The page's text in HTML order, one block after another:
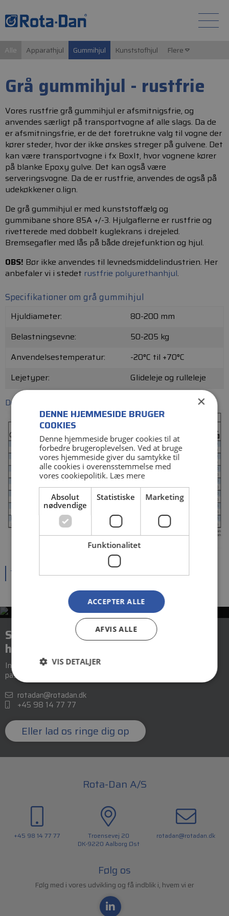
Alle Apparathjul Gummihjul Kunststofhjul Flere
Grå gummihjul - rustfrie
Vores rustfrie grå gummihjul er afsmitnigsfrie, og
anvendes særligt på transportvogne af alle slags. Da de
er afsmitningsfrie, er de det foretrukne valg til vogne der
kører steder, hvor der ikke ønskes streger på gulvene. Det
kan være transportvogne i fx BoxIt, hvor vognene kører
på blanke Epoxy gulve. Det kan også være
serveringsvogne. Da de er rustfrie, anvendes de også på
udekøkkener o.lign.
De grå gummihjul er med kunststoffælg og
gummibane shore 85A +/-3. Hjulgaflerne er rustfrie og
rivetterede med dobbelt kuglekrans i drejeled.
Bremsegafler med lås på både drejefunktion og hjul.
OBS! Bør ikke anvendes til levnedsmiddelindustrien. Her
anbefaler vi i stedet rustfrie polyurethanhjul.
Specifikationer om grå gummihjul
Hjuldiameter:
80-200 mm
Belastningsevne:
50-205 kg
Anvendelsestemperatur:
-20°C til +70°C
Lejetyper:
Glideleje og rulleleje
Download katalogside
Skal du også
ha' gang i hjulene?
Ingen opgave er for lille eller for stor. Vi finder løsningen, der
passer til dig.
+45 98 14 77 77
Eller lad os ringe dig op
+45 98 14 77 77
Troensevej 20
DK-9220 Aalborg Øst
rotadan@rotadan.dk
Følg med i vores udvikling og få indblik i, hvem vi er
×
DENNE HJEMMESIDE BRUGER
COOKIES
Denne hjemmeside bruger cookies til at
forbedre brugeroplevelsen. Ved at bruge
vores hjemmeside giver du samtykke til
alle cookies i overensstemmelse med
vores cookiepolitik. Læs mere
Absolut
nødvendige
Statistiske Marketing
Funktionalitet
ACCEPTER ALLE
AFVIS ALLE
VIS DETALJER